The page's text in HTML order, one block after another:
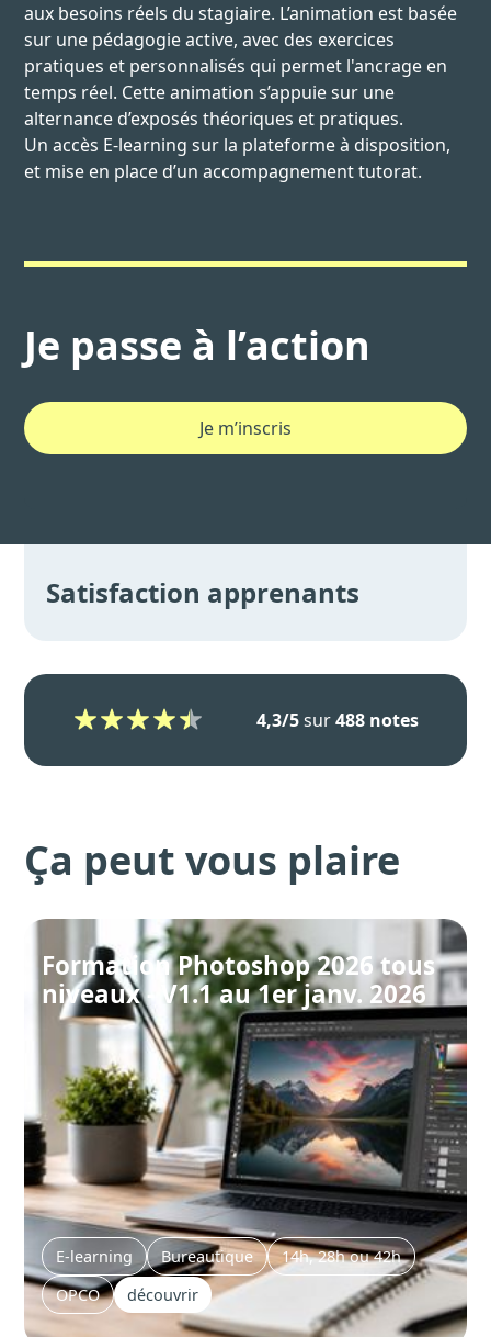
aux besoins réels du stagiaire. L’animation est basée
sur une pédagogie active, avec des exercices
pratiques et personnalisés qui permet l'ancrage en
temps réel. Cette animation s’appuie sur une
alternance d’exposés théoriques et pratiques.
Un accès E-learning sur la plateforme à disposition,
et mise en place d’un accompagnement tutorat.
Je passe à l’action
Je m’inscris
Satisfaction apprenants
4,3/5sur488 notes
Ça peut vous plaire
Formation Photoshop 2026 tous
niveaux - V1.1 au 1er janv. 2026
E-learning Bureautique
14h, 28h ou 42h
OPCO
découvrir